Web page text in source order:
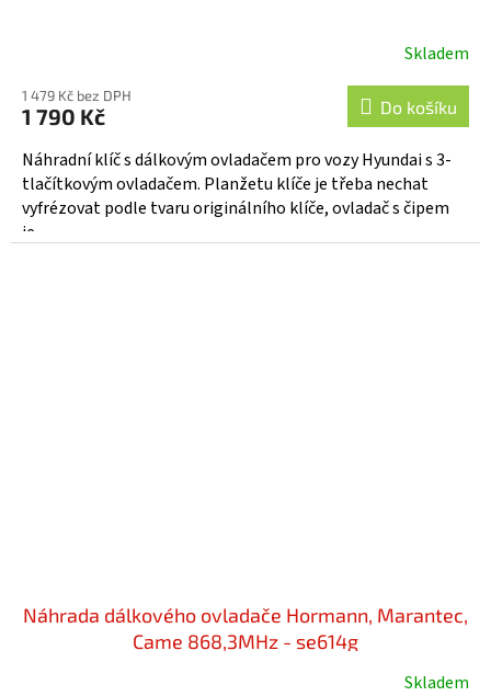
Skladem
1 479 Kč bez DPH
1 790 Kč Do košíku
Náhradní klíč s dálkovým ovladačem pro vozy Hyundai s 3-
tlačítkovým ovladačem. Planžetu klíče je třeba nechat
vyfrézovat podle tvaru originálního klíče, ovladač s čipem
je...
Náhrada dálkového ovladače Hormann, Marantec,
Came 868,3MHz - se614g
Skladem